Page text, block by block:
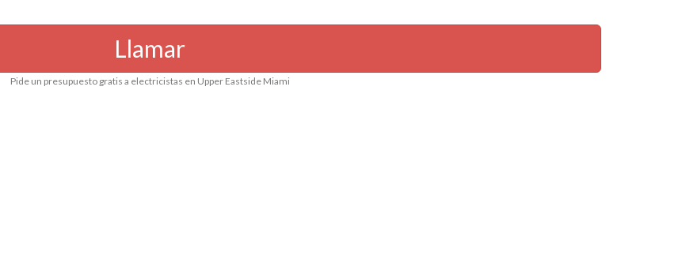
Llamar
Pide un presupuesto gratis a electricistas en Upper Eastside Miami